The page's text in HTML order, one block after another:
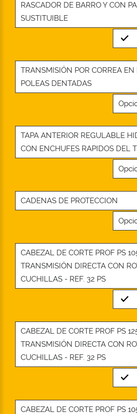
RASCADOR DE BARRO Y CON
SUSTITUIBLE
TRANSMISIÓN POR CORREA
POLEAS DENTADAS
TAPA ANTERIOR REGULABLE
CON ENCHUFES RAPIDOS DEL
CADENAS DE PROTECCION
CABEZAL DE CORTE PROF PS
TRANSMISIÓN DIRECTA CON
CUCHILLAS - REF. 32 PS
CABEZAL DE CORTE PROF PS
TRANSMISIÓN DIRECTA CON
CUCHILLAS - REF. 32 PS
CABEZAL DE CORTE PROF PS